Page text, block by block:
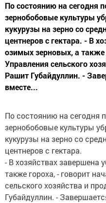
По состоянию на сегодня
зернобобовые культуры
кукурузы на зерно со
центнеров с гектара. - В
озимых зерновых, а также
Управления сельского
Рашит Губайдуллин. -
вместе...
По состоянию на сегодня
зернобобовые культуры
кукурузы на зерно со
центнеров с гектара.
- В хозяйствах завершена
также гороха, - говорит
сельского хозяйства и
Губайдуллин. -